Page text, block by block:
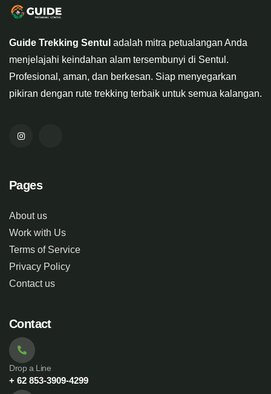
Guide Trekking Sentul adalah mitra petualangan Anda
menjelajahi keindahan alam tersembunyi di Sentul.
Profesional, aman, dan berkesan. Siap menyegarkan
pikiran dengan rute trekking terbaik untuk semua kalangan.
Pages
About us
Work with Us
Terms of Service
Privacy Policy
Contact us
Contact
Drop a Line
+ 62 853-3909-4299